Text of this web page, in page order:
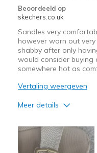
Width
Sizing
View On Shoes
I'm
Beoordeeld op
skechers.co.uk
Sandles very
however worn out
shabby after only
would consider buying
somewhere hot as
Vertaling weergeven
Meer details
Comfortable